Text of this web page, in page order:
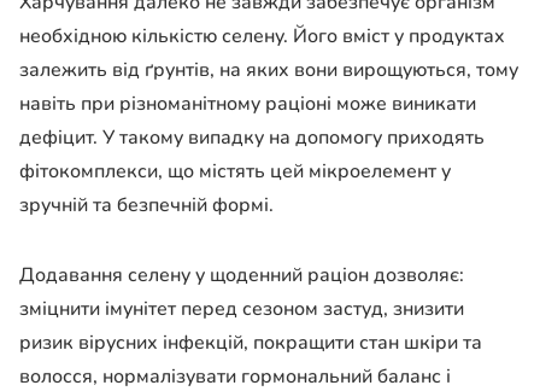
необхідною кількістю селену. Його вміст у продуктах
залежить від ґрунтів, на яких вони вирощуються, тому
навіть при різноманітному раціоні може виникати
дефіцит. У такому випадку на допомогу приходять
фітокомплекси, що містять цей мікроелемент у
зручній та безпечній формі.
Додавання селену у щоденний раціон дозволяє:
зміцнити імунітет перед сезоном застуд, знизити
ризик вірусних інфекцій, покращити стан шкіри та
волосся, нормалізувати гормональний баланс і